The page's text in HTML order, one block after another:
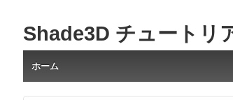
Shade3D チュートリ
ホーム